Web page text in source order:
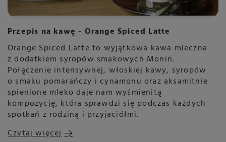
Przepis na kawę - Orange Spiced Latte
Orange Spiced Latte to wyjątkowa kawa mleczna
z dodatkiem syropów smakowych Monin.
Połączenie intensywnej, włoskiej kawy, syropów
o smaku pomarańczy i cynamonu oraz aksamitnie
spienione mleko daje nam wyśmienitą
kompozycję, która sprawdzi się podczas każdych
spotkań z rodziną i przyjaciółmi.
Czytaj więcej